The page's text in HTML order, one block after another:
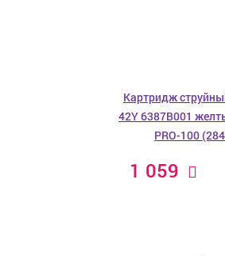
Картридж
42Y 6387B001
PRO-100
1 059